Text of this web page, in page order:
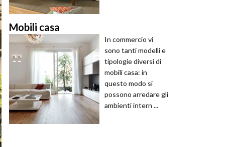
Mobili casa
In commercio vi
sono tanti modelli e
tipologie diversi di
mobili casa: in
questo modo si
possono arredare gli
ambienti intern ...